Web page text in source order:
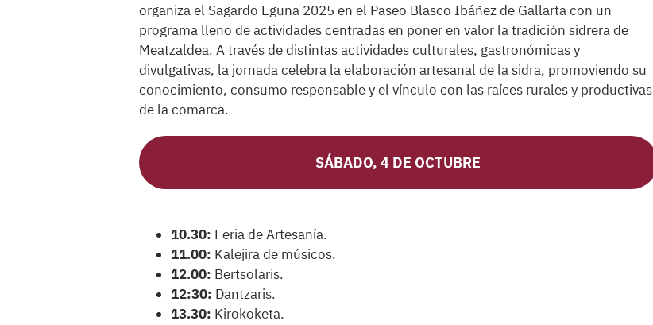
organiza el Sagardo Eguna 2025 en el Paseo Blasco Ibáñez de Gallarta con un
programa lleno de actividades centradas en poner en valor la tradición sidrera de
Meatzaldea. A través de distintas actividades culturales, gastronómicas y
divulgativas, la jornada celebra la elaboración artesanal de la sidra, promoviendo su
conocimiento, consumo responsable y el vínculo con las raíces rurales y productivas
de la comarca.
SÁBADO, 4 DE OCTUBRE
10.30: Feria de Artesanía.
11.00: Kalejira de músicos.
12.00: Bertsolaris.
12:30: Dantzaris.
13.30: Kirokoketa.